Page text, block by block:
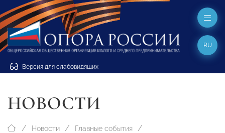
Версия для слабовидящих
RU
НОВОСТИ
Новости Главные события